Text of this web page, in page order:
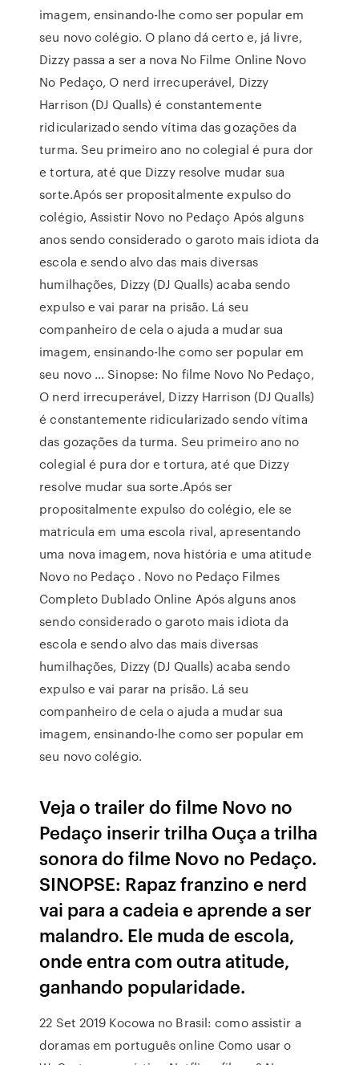
imagem, ensinando-lhe como ser popular em
seu novo colégio. O plano dá certo e, já livre,
Dizzy passa a ser a nova No Filme Online Novo
No Pedaço, O nerd irrecuperável, Dizzy
Harrison (DJ Qualls) é constantemente
ridicularizado sendo vítima das gozações da
turma. Seu primeiro ano no colegial é pura dor
e tortura, até que Dizzy resolve mudar sua
sorte.Após ser propositalmente expulso do
colégio, Assistir Novo no Pedaço Após alguns
anos sendo considerado o garoto mais idiota da
escola e sendo alvo das mais diversas
humilhações, Dizzy (DJ Qualls) acaba sendo
expulso e vai parar na prisão. Lá seu
companheiro de cela o ajuda a mudar sua
imagem, ensinando-lhe como ser popular em
seu novo … Sinopse: No filme Novo No Pedaço,
O nerd irrecuperável, Dizzy Harrison (DJ Qualls)
é constantemente ridicularizado sendo vítima
das gozações da turma. Seu primeiro ano no
colegial é pura dor e tortura, até que Dizzy
resolve mudar sua sorte.Após ser
propositalmente expulso do colégio, ele se
matricula em uma escola rival, apresentando
uma nova imagem, nova história e uma atitude
Novo no Pedaço . Novo no Pedaço Filmes
Completo Dublado Online Após alguns anos
sendo considerado o garoto mais idiota da
escola e sendo alvo das mais diversas
humilhações, Dizzy (DJ Qualls) acaba sendo
expulso e vai parar na prisão. Lá seu
companheiro de cela o ajuda a mudar sua
imagem, ensinando-lhe como ser popular em
seu novo colégio.
Veja o trailer do filme Novo no
Pedaço inserir trilha Ouça a trilha
sonora do filme Novo no Pedaço.
SINOPSE: Rapaz franzino e nerd
vai para a cadeia e aprende a ser
malandro. Ele muda de escola,
onde entra com outra atitude,
ganhando popularidade.
22 Set 2019 Kocowa no Brasil: como assistir a
doramas em português online Como usar o